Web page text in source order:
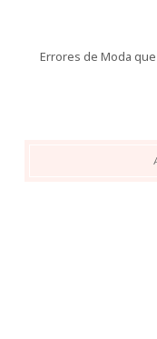
Errores de Moda